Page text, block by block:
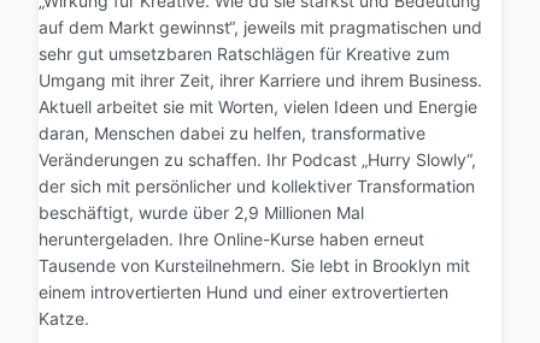
auf dem Markt gewinnst“, jeweils mit pragmatischen und
sehr gut umsetzbaren Ratschlägen für Kreative zum
Umgang mit ihrer Zeit, ihrer Karriere und ihrem Business.
Aktuell arbeitet sie mit Worten, vielen Ideen und Energie
daran, Menschen dabei zu helfen, transformative
Veränderungen zu schaffen. Ihr Podcast „Hurry Slowly“,
der sich mit persönlicher und kollektiver Transformation
beschäftigt, wurde über 2,9 Millionen Mal
heruntergeladen. Ihre Online-Kurse haben erneut
Tausende von Kursteilnehmern. Sie lebt in Brooklyn mit
einem introvertierten Hund und einer extrovertierten
Katze.